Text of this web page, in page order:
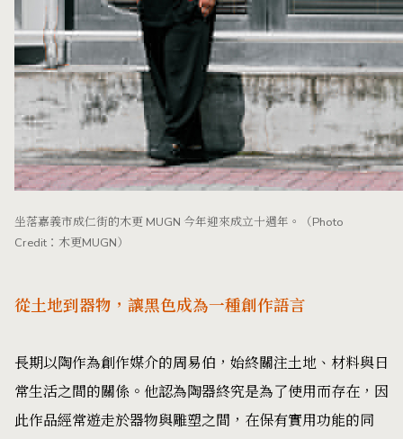
坐落嘉義市成仁街的木更 MUGN 今年迎來成立十週年。（Photo
Credit：木更MUGN）
從土地到器物，讓黑色成為一種創作語言
長期以陶作為創作媒介的周易伯，始終關注土地、材料與日
常生活之間的關係。他認為陶器終究是為了使用而存在，因
此作品經常遊走於器物與雕塑之間，在保有實用功能的同